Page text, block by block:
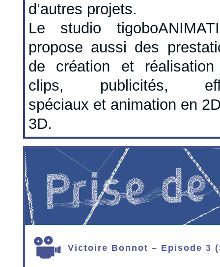
d’autres projets.
Le studio
propose aussi des
de création et
clips, publicités,
spéciaux et animation en
3D.
Victoire Bonnot – Episode 3